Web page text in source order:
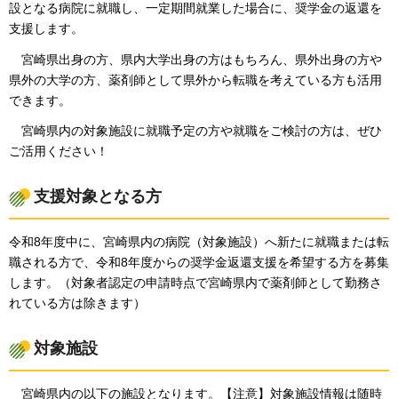
設となる病院に就職し、一定期間就業した場合に、奨学金の返還を
支援します。
宮崎県出身の方、県内大学出身の方はもちろん、県外出身の方や
県外の大学の方、薬剤師として県外から転職を考えている方も活用
できます。
宮崎県内の対象施設に就職予定の方や就職をご検討の方は、ぜひ
ご活用ください！
支援対象となる方
令和8年度中に、宮崎県内の病院（対象施設）へ新たに就職または転
職される方で、令和8年度からの奨学金返還支援を希望する方を募集
します。（対象者認定の申請時点で宮崎県内で薬剤師として勤務さ
れている方は除きます）
対象施設
宮崎県内の以下の施設となります。【注意】対象施設情報は随時